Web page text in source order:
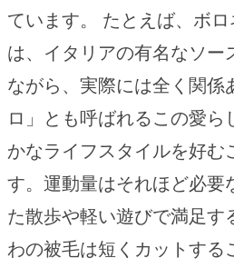
ています。 たとえば、ボ
は、イタリアの有名なソー
ながら、実際には全く関係
ロ」とも呼ばれるこの愛ら
かなライフスタイルを好む
す。運動量はそれほど必要
た散歩や軽い遊びで満足す
わの被毛は短くカットする